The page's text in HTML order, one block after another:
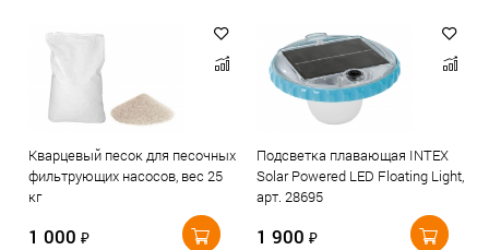
Кварцевый песок для песочных
фильтрующих насосов, вес 25
кг
1 000 ₽
Подсветка плавающая INTEX
Solar Powered LED Floating Light,
арт. 28695
1 900 ₽